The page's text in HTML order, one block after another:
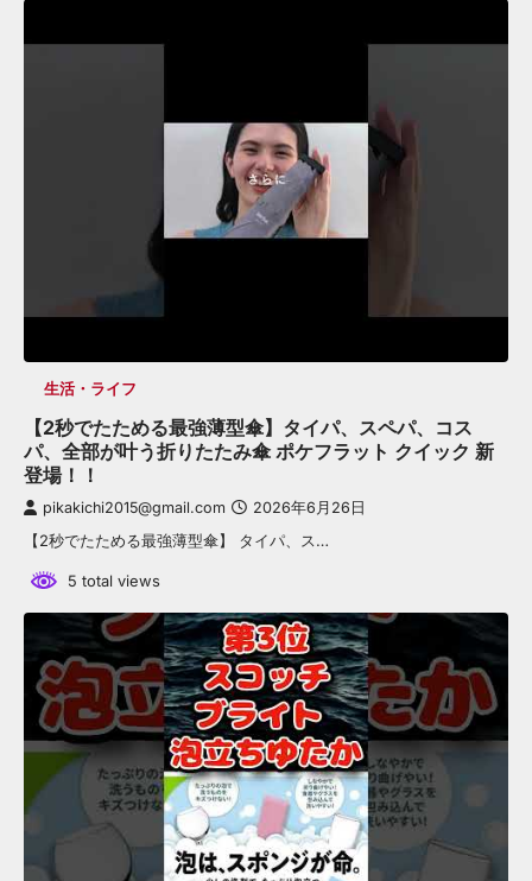
生活・ライフ
【2秒でたためる最強薄型傘】タイパ、スペパ、コス
パ、全部が叶う折りたたみ傘 ポケフラット クイック 新
登場！！
pikakichi2015@gmail.com 2026年6月26日
【2秒でたためる最強薄型傘】 タイパ、ス…
5 total views